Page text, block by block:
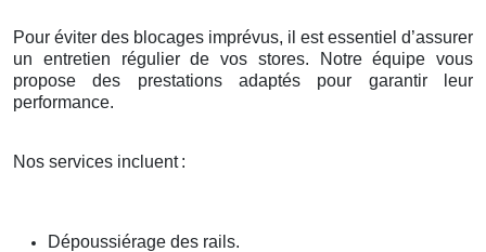
Pour éviter des blocages imprévus, il est essentiel d’assurer
un entretien régulier de vos stores. Notre équipe vous
propose des prestations adaptés pour garantir leur
performance.
Nos services incluent :
Dépoussiérage des rails.